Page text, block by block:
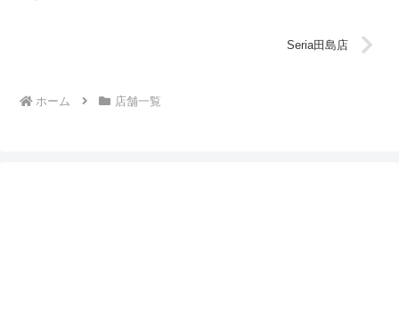
Seria田島店
ホーム 店舗一覧